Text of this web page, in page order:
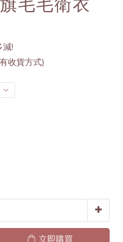
毛毛衛衣
!
收貨方式)
立即購買